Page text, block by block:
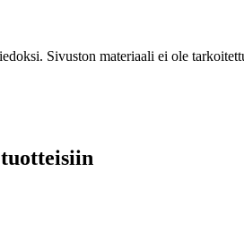
Sivuston materiaali ei ole